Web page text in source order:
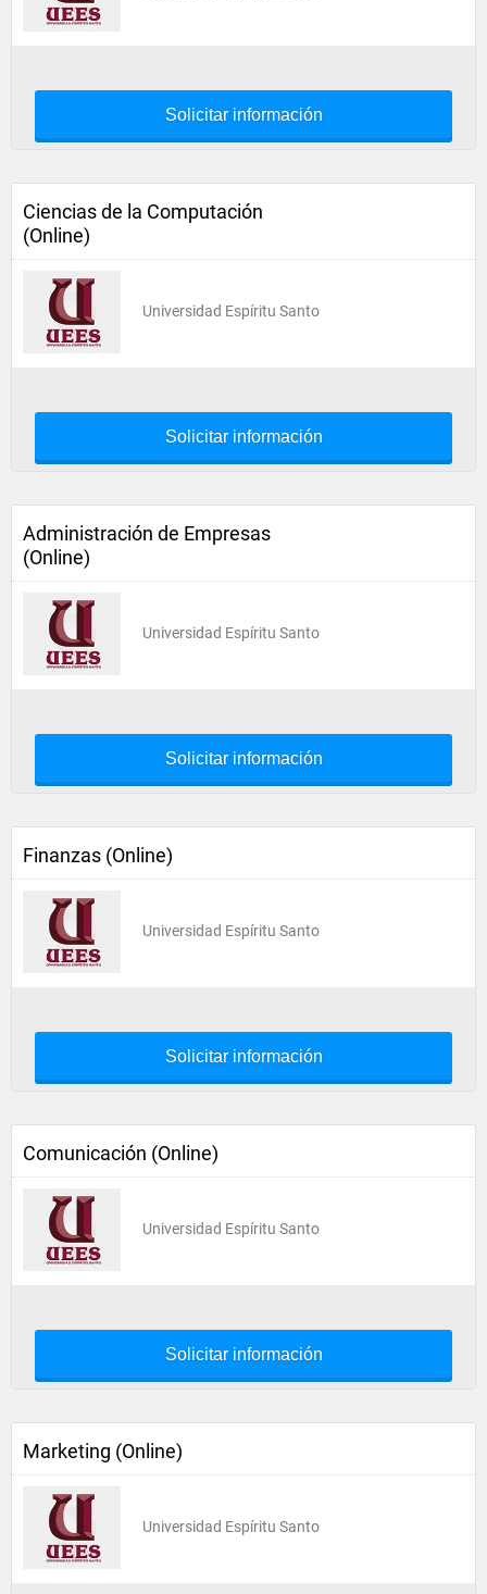
Solicitar información
Ciencias de la Computación
(Online)
Universidad Espíritu Santo
Solicitar información
Administración de Empresas
(Online)
Universidad Espíritu Santo
Solicitar información
Finanzas (Online)
Universidad Espíritu Santo
Solicitar información
Comunicación (Online)
Universidad Espíritu Santo
Solicitar información
Marketing (Online)
Universidad Espíritu Santo